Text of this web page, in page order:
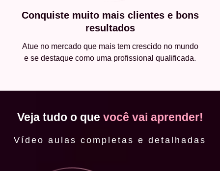
Conquiste muito mais clientes e bons
resultados
Atue no mercado que mais tem crescido no mundo
e se destaque como uma profissional qualificada.
Veja tudo o que você vai aprender!
Vídeo aulas completas e detalhadas